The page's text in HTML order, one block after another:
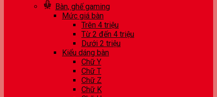
Bàn, ghế gaming
Mức giá bàn
Trên 4 triệu
Từ 2 đến 4 triệu
Dưới 2 triệu
Kiểu dáng bàn
Chữ Y
Chữ T
Chữ Z
Chữ K